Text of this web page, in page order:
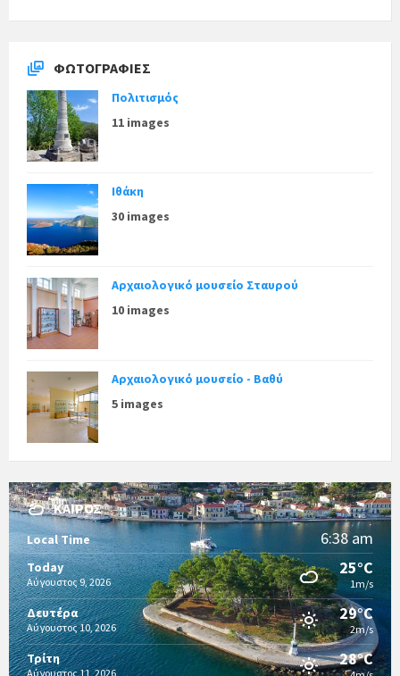
ΦΩΤΟΓΡΑΦΊΕΣ
Πολιτισμός
11 images
Ιθάκη
30 images
Αρχαιολογικό μουσείο Σταυρού
10 images
Αρχαιολογικό μουσείο - Βαθύ
5 images
ΚΑΙΡΌΣ
Local Time 6:38 am
Today
Αύγουστος 9, 2026
25°C
1m/s
Δευτέρα
Αύγουστος 10, 2026
29°C
2m/s
Τρίτη
Αύγουστος 11, 2026
28°C